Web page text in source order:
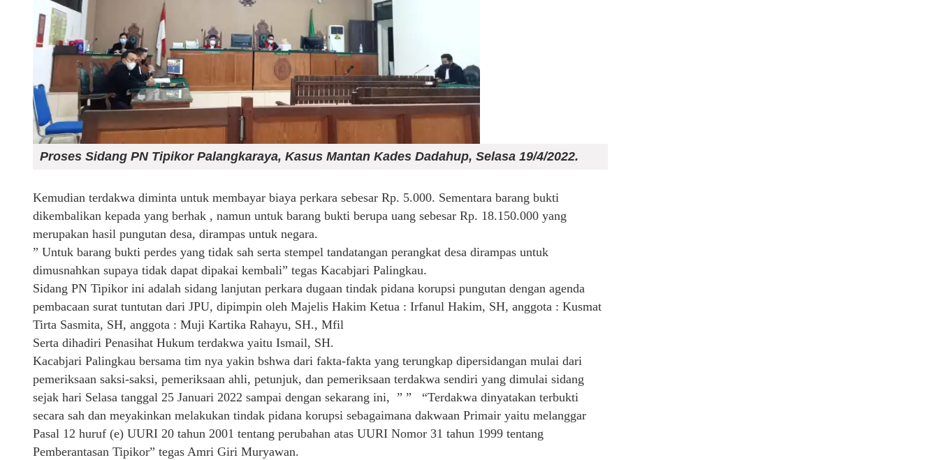
Proses Sidang PN Tipikor Palangkaraya, Kasus Mantan Kades Dadahup, Selasa 19/4/2022.
Kemudian terdakwa diminta untuk membayar biaya perkara sebesar Rp. 5.000. Sementara barang bukti
dikembalikan kepada yang berhak , namun untuk barang bukti berupa uang sebesar Rp. 18.150.000 yang
merupakan hasil pungutan desa, dirampas untuk negara.
” Untuk barang bukti perdes yang tidak sah serta stempel tandatangan perangkat desa dirampas untuk
dimusnahkan supaya tidak dapat dipakai kembali” tegas Kacabjari Palingkau.
Sidang PN Tipikor ini adalah sidang lanjutan perkara dugaan tindak pidana korupsi pungutan dengan agenda
pembacaan surat tuntutan dari JPU, dipimpin oleh Majelis Hakim Ketua : Irfanul Hakim, SH, anggota : Kusmat
Tirta Sasmita, SH, anggota : Muji Kartika Rahayu, SH., Mfil
Serta dihadiri Penasihat Hukum terdakwa yaitu Ismail, SH.
Kacabjari Palingkau bersama tim nya yakin bshwa dari fakta-fakta yang terungkap dipersidangan mulai dari
pemeriksaan saksi-saksi, pemeriksaan ahli, petunjuk, dan pemeriksaan terdakwa sendiri yang dimulai sidang
sejak hari Selasa tanggal 25 Januari 2022 sampai dengan sekarang ini, ” ” “Terdakwa dinyatakan terbukti
secara sah dan meyakinkan melakukan tindak pidana korupsi sebagaimana dakwaan Primair yaitu melanggar
Pasal 12 huruf (e) UURI 20 tahun 2001 tentang perubahan atas UURI Nomor 31 tahun 1999 tentang
Pemberantasan Tipikor” tegas Amri Giri Muryawan.